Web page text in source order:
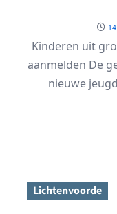
Kinderen uit
aanmelden De
nieuwe
Lichtenvoorde